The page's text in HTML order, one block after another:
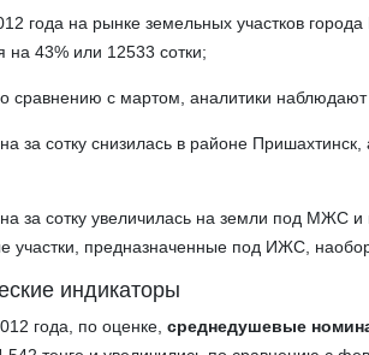
года на рынке земельных участков
на 43% или 12533 сотки;
сравнению с мартом, аналитики наблюдают
за сотку снизилась в районе
за сотку увеличилась на земли под МЖС
участки, предназначенные под ИЖС,
индикаторы
года, по оценке,среднедушевые